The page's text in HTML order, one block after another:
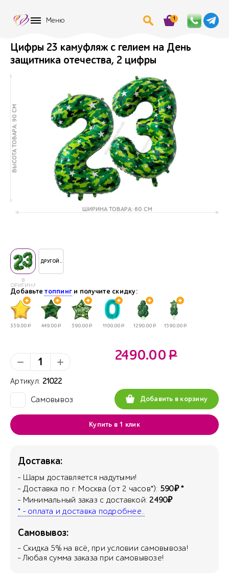
Меню 1
Цифры 23 камуфляж с гелием на День
защитника отечества, 2 цифры
ВЫСОТА ТОВАРА: 90 СМ
ШИРИНА ТОВАРА: 60 СМ
В
ОРИГИНАЛЕ
ДРУГОЙ..
Добавьтетоппинг и получите скидку:
359.00Р 449.00Р 590.00Р 1100.00Р 1290.00Р 1590.00Р
Артикул: 21022
Самовывоз
2490.00Р
Добавить в корзину
Купить в 1 клик
Доставка:
- Шары доставляется надутыми!
- Доставка по г. Москва (от 2 часов*): 590₽ *
- Минимальный заказ с доставкой:2490₽
* - оплата и доставка подробнее..
Самовывоз:
- Скидка 5% на всё, при условии самовывоза!
- Любая сумма заказа при самовывозе!